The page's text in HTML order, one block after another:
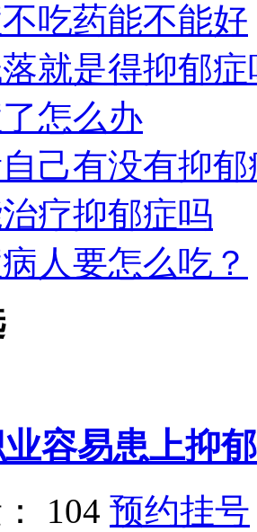
吃药能不能好
就是得抑郁症
怎么办
己有没有抑郁
疗抑郁症吗
人要怎么吃？
容易患上抑
104 预约挂号